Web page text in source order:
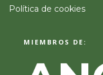
Política de cookies
MIEMBROS DE: